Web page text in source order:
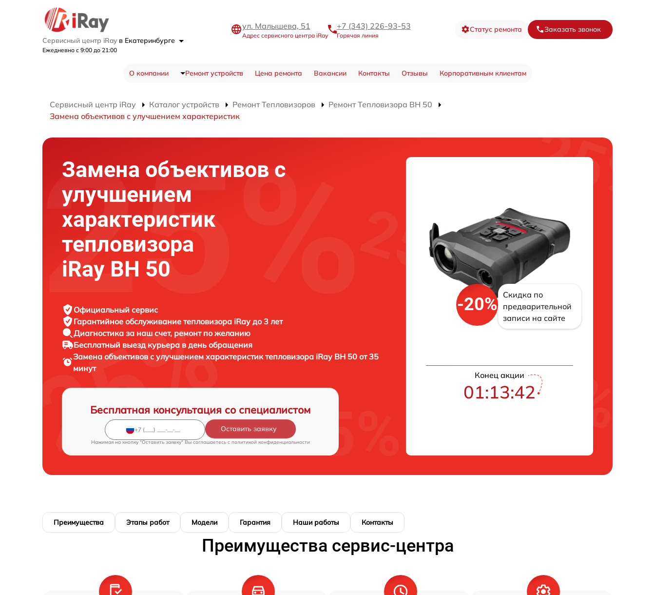
Сервисный центр iRay в Екатеринбурге
Ежедневно с 9:00 до 21:00
ул. Малышева, 51
Адрес сервисного центра iRay
+7 (343) 226-93-53
Горячая линия
Статус ремонта Заказать звонок
О компании Ремонт устройств Цена ремонта Вакансии Контакты Отзывы Корпоративным клиентам
Сервисный центр iRay Каталог устройств Ремонт Тепловизоров
Ремонт Тепловизора BH 50
Замена объективов с улучшением характеристик
Замена объективов с
улучшением
характеристик
тепловизора
iRay BH 50
Официальный сервис
Гарантийное обслуживание тепловизора iRay до 3 лет
Диагностика за наш счет, ремонт по желанию
Бесплатный выезд курьера в день обращения
Замена объективов с улучшением характеристик тепловизора iRay BH 50 от 35
минут
Бесплатная консультация со специалистом
Оставить заявку
Нажимая на кнопку "Оставить заявку" Вы соглашаетесь c политикой конфиденциальности
-20%
Скидка по
предварительной
записи на сайте
Конец акции
01:13:41
Преимущества Этапы работ Модели Гарантия Наши работы Контакты
Преимущества сервис-центра